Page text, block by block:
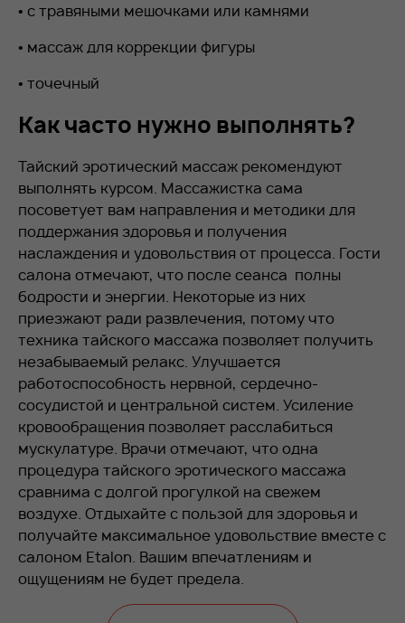
• с травяными мешочками или камнями
• массаж для коррекции фигуры
• точечный
Как часто нужно выполнять?
Тайский эротический массаж рекомендуют
выполнять курсом. Массажистка сама
посоветует вам направления и методики для
поддержания здоровья и получения
наслаждения и удовольствия от процесса. Гости
салона отмечают, что после сеанса полны
бодрости и энергии. Некоторые из них
приезжают ради развлечения, потому что
техника тайского массажа позволяет получить
незабываемый релакс. Улучшается
работоспособность нервной, сердечно-
сосудистой и центральной систем. Усиление
кровообращения позволяет расслабиться
мускулатуре. Врачи отмечают, что одна
процедура тайского эротического массажа
сравнима с долгой прогулкой на свежем
воздухе. Отдыхайте с пользой для здоровья и
получайте максимальное удовольствие вместе с
салоном Etalon. Вашим впечатлениям и
ощущениям не будет предела.